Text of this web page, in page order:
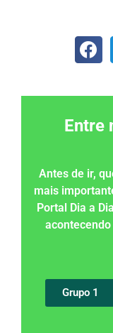
Entre
Antes de ir,
mais
Portal Dia a
Grupo 1